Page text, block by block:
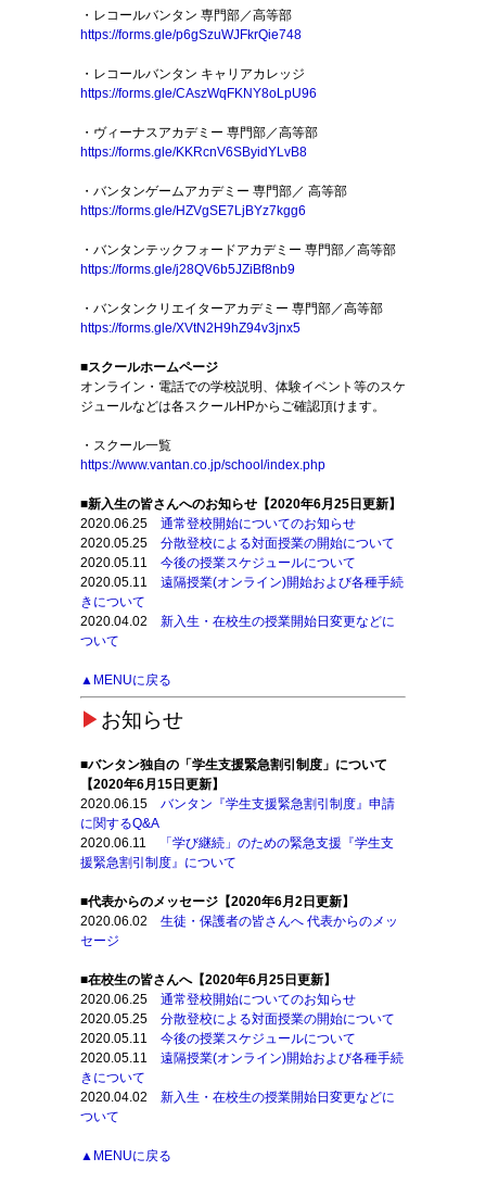
・レコールバンタン 専門部／高等部
https://forms.gle/p6gSzuWJFkrQie748
・レコールバンタン キャリアカレッジ
https://forms.gle/CAszWqFKNY8oLpU96
・ヴィーナスアカデミー 専門部／高等部
https://forms.gle/KKRcnV6SByidYLvB8
・バンタンゲームアカデミー 専門部／ 高等部
https://forms.gle/HZVgSE7LjBYz7kgg6
・バンタンテックフォードアカデミー 専門部／高等部
https://forms.gle/j28QV6b5JZiBf8nb9
・バンタンクリエイターアカデミー 専門部／高等部
https://forms.gle/XVtN2H9hZ94v3jnx5
■スクールホームページ
オンライン・電話での学校説明、体験イベント等のスケ
ジュールなどは各スクールHPからご確認頂けます。
・スクール一覧
https://www.vantan.co.jp/school/index.php
■新入生の皆さんへのお知らせ【2020年6月25日更新】
2020.06.25 通常登校開始についてのお知らせ
2020.05.25 分散登校による対面授業の開始について
2020.05.11 今後の授業スケジュールについて
2020.05.11 遠隔授業(オンライン)開始および各種手続
きについて
2020.04.02 新入生・在校生の授業開始日変更などに
ついて
▲MENUに戻る
▶ お知らせ
■バンタン独自の「学生支援緊急割引制度」について
【2020年6月15日更新】
2020.06.15 バンタン『学生支援緊急割引制度』申請
に関するQ&A
2020.06.11
「学び継続」のための緊急支援『学生支
援緊急割引制度』について
■代表からのメッセージ【2020年6月2日更新】
2020.06.02 生徒・保護者の皆さんへ 代表からのメッ
セージ
■在校生の皆さんへ【2020年6月25日更新】
2020.06.25 通常登校開始についてのお知らせ
2020.05.25 分散登校による対面授業の開始について
2020.05.11 今後の授業スケジュールについて
2020.05.11 遠隔授業(オンライン)開始および各種手続
きについて
2020.04.02 新入生・在校生の授業開始日変更などに
ついて
▲MENUに戻る